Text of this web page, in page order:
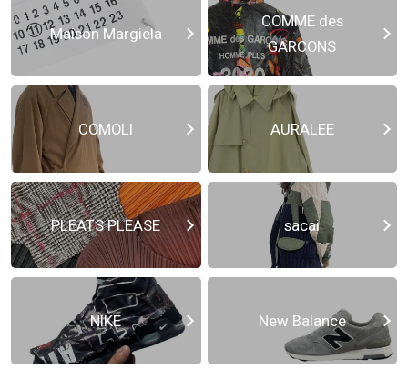
Maison Margiela
COMME des
GARCONS
COMOLI AURALEE
PLEATS PLEASE sacai
NIKE New Balance